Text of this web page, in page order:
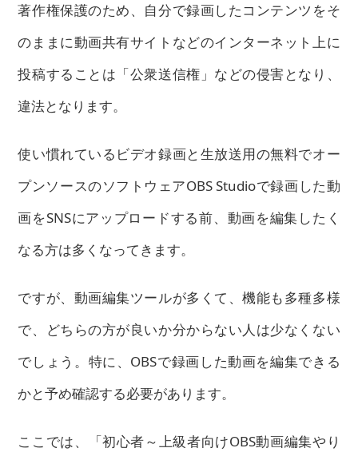
著作権保護のため、自分で録画したコンテンツをそ
のままに動画共有サイトなどのインターネット上に
投稿することは「公衆送信権」などの侵害となり、
違法となります。
使い慣れているビデオ録画と生放送用の無料でオー
プンソースのソフトウェアOBS Studioで録画した動
画をSNSにアップロードする前、動画を編集したく
なる方は多くなってきます。
ですが、動画編集ツールが多くて、機能も多種多様
で、どちらの方が良いか分からない人は少なくない
でしょう。特に、OBSで録画した動画を編集できる
かと予め確認する必要があります。
ここでは、
「初心者～上級者向けOBS動画編集やり